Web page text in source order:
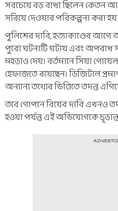
সবচেয়ে বড় বাধা ছিলেন কেতন
সরিয়ে দেওয়ার পরিকল্পনা করা
পুলিশের দাবি, হত্যাকাণ্ডের
পুরো ঘটনাটি ঘটায় এবং
মহড়াও দেয়। বর্তমানে সিয়া
হেফাজতে রয়েছেন। ডিজিটাল
অন্যান্য তথ্যের ভিত্তিতে তদন্ত
তবে গোপনে বিয়ের দাবি এখনও
হওয়া পর্যন্ত এই অভিযোগকে চূড়ান্ত